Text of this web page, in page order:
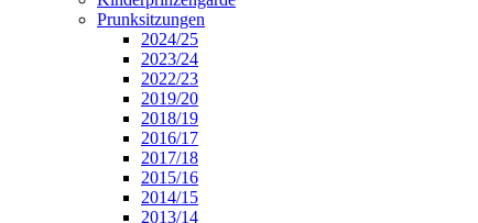
Prunksitzungen
2024/25
2023/24
2022/23
2019/20
2018/19
2016/17
2017/18
2015/16
2014/15
2013/14